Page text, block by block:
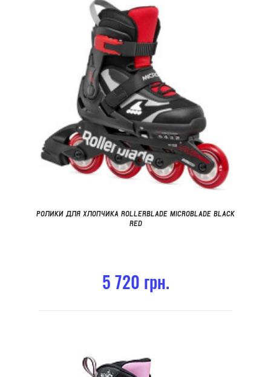
РОЛИКИ ДЛЯ ХЛОПЧИКА ROLLERBLADE MICROBLADE BLACK
RED
5 720 грн.